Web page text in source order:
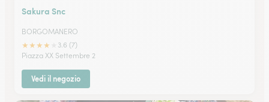
Sakura Snc
BORGOMANERO
★★★★
3.6 (7)
Piazza XX Settembre 2
Vedi il negozio